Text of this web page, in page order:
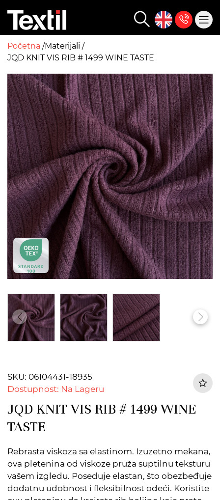
Početna Materijali
JQD KNIT VIS RIB # 1499 WINE TASTE
SKU: 06104431-18935
Dostupnost: Na Lageru
JQD KNIT VIS RIB # 1499 WINE
TASTE
Rebrasta viskoza sa elastinom. Izuzetno mekana,
ova pletenina od viskoze pruža suptilnu teksturu
vašem izgledu. Poseduje elastan, što obezbeđuje
dodatnu udobnost i fleksibilnost odeći. Koristite